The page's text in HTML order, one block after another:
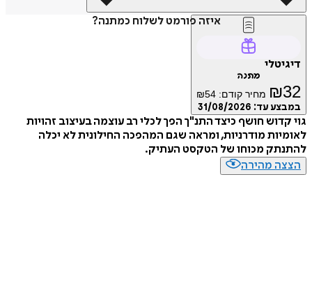
איזה פורמט לשלוח כמתנה?
דיגיטלי
מתנה
₪32 מחיר קודם: ₪54
במבצע עד: 31/08/2026
גוי קדוש חושף כיצד התנ"ך הפך לכלי רב עוצמה בעיצוב זהויות
לאומיות מודרניות, ומראה שגם המהפכה החילונית לא יכלה
להתנתק מכוחו של הטקסט העתיק.
הצצה מהירה